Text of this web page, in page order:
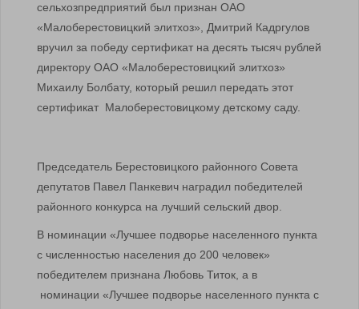
сельхозпредприятий был признан ОАО
«Малоберестовицкий элитхоз», Дмитрий Кадргулов
вручил за победу сертификат на десять тысяч рублей
директору ОАО «Малоберестовицкий элитхоз»
Михаилу Болбату, который решил передать этот
сертификат Малоберестовицкому детскому саду.
Председатель Берестовицкого районного Совета
депутатов Павел Панкевич наградил победителей
районного конкурса на лучший сельский двор.
В номинации «Лучшее подворье населенного пункта
с численностью населения до 200 человек»
победителем признана Любовь Титок, а в
номинации «Лучшее подворье населенного пункта с